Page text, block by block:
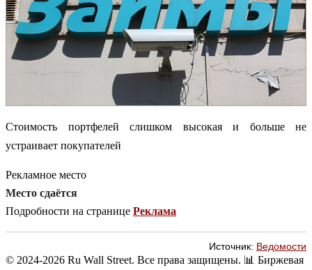
Стоимость портфелей слишком высокая и больше не
устраивает покупателей
Рекламное место
Место сдаётся
Подробности на странице Реклама
Источник: Ведомости
© 2024-2026 Ru Wall Street. Все права защищены. 📊 Биржевая